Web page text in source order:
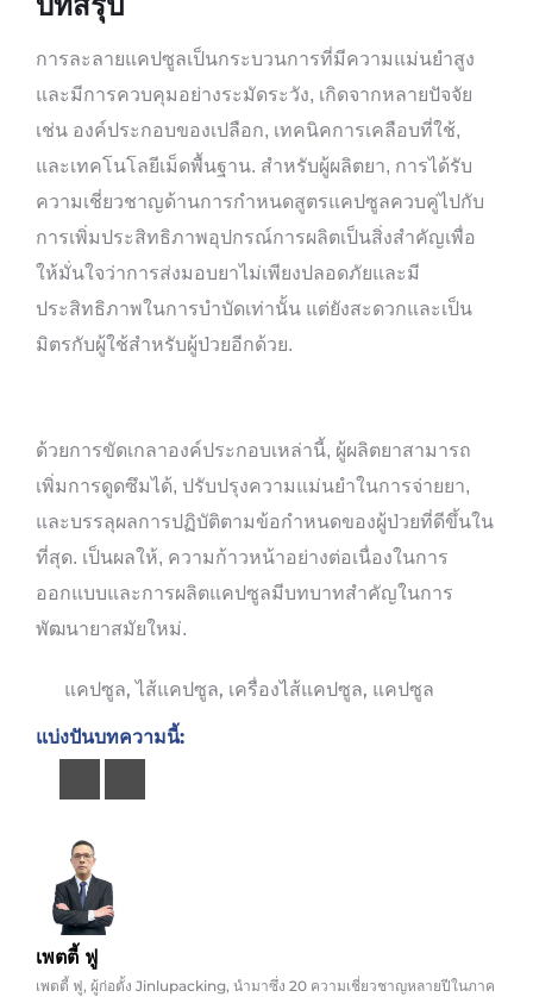
การละลายแคปซูลเป็นกระบวนการที่มีความแม่นยำสูง
และมีการควบคุมอย่างระมัดระวัง, เกิดจากหลายปัจจัย
เช่น องค์ประกอบของเปลือก, เทคนิคการเคลือบที่ใช้,
และเทคโนโลยีเม็ดพื้นฐาน. สำหรับผู้ผลิตยา, การได้รับ
ความเชี่ยวชาญด้านการกำหนดสูตรแคปซูลควบคู่ไปกับ
การเพิ่มประสิทธิภาพอุปกรณ์การผลิตเป็นสิ่งสำคัญเพื่อ
ให้มั่นใจว่าการส่งมอบยาไม่เพียงปลอดภัยและมี
ประสิทธิภาพในการบำบัดเท่านั้น แต่ยังสะดวกและเป็น
มิตรกับผู้ใช้สำหรับผู้ป่วยอีกด้วย.
ด้วยการขัดเกลาองค์ประกอบเหล่านี้, ผู้ผลิตยาสามารถ
เพิ่มการดูดซึมได้, ปรับปรุงความแม่นยำในการจ่ายยา,
และบรรลุผลการปฏิบัติตามข้อกำหนดของผู้ป่วยที่ดีขึ้นใน
ที่สุด. เป็นผลให้, ความก้าวหน้าอย่างต่อเนื่องในการ
ออกแบบและการผลิตแคปซูลมีบทบาทสำคัญในการ
พัฒนายาสมัยใหม่.
แคปซูล,ไส้แคปซูล, เครื่องไส้แคปซูล, แคปซูล
แบ่งปันบทความนี้:
เพตตี้ ฟู
เพตตี้ ฟู, ผู้ก่อตั้ง Jinlupacking, นำมาซึ่ง 20 ความเชี่ยวชาญหลายปีในภาค